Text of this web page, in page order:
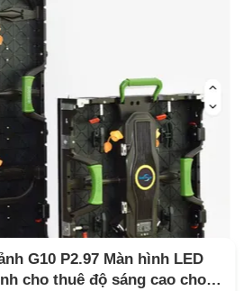
G10 P2.97 Màn hình LED
cho thuê độ sáng cao cho